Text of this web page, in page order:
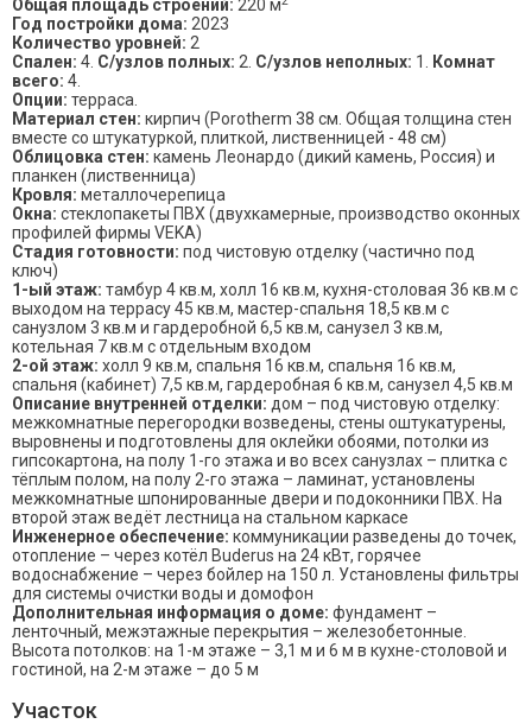
Общая площадь строений: 220 м
Год постройки дома: 2023
Количество уровней: 2
Спален: 4. С/узлов полных: 2. С/узлов неполных: 1.
Комнат
всего: 4.
Опции: терраса.
Материал стен: кирпич (Porotherm 38 см. Общая толщина стен
вместе со штукатуркой, плиткой, лиственницей - 48 см)
Облицовка стен: камень Леонардо (дикий камень, Россия) и
планкен (лиственница)
Кровля: металлочерепица
Окна: стеклопакеты ПВХ (двухкамерные, производство оконных
профилей фирмы VEKA)
Стадия готовности: под чистовую отделку (частично под
ключ)
1-ый этаж: тамбур 4 кв.м, холл 16 кв.м, кухня-столовая 36 кв.м с
выходом на террасу 45 кв.м, мастер-спальня 18,5 кв.м с
санузлом 3 кв.м и гардеробной 6,5 кв.м, санузел 3 кв.м,
котельная 7 кв.м с отдельным входом
2-ой этаж: холл 9 кв.м, спальня 16 кв.м, спальня 16 кв.м,
спальня (кабинет) 7,5 кв.м, гардеробная 6 кв.м, санузел 4,5 кв.м
Описание внутренней отделки: дом – под чистовую отделку:
межкомнатные перегородки возведены, стены оштукатурены,
выровнены и подготовлены для оклейки обоями, потолки из
гипсокартона, на полу 1-го этажа и во всех санузлах – плитка с
тёплым полом, на полу 2-го этажа – ламинат, установлены
межкомнатные шпонированные двери и подоконники ПВХ. На
второй этаж ведёт лестница на стальном каркасе
Инженерное обеспечение: коммуникации разведены до точек,
отопление – через котёл Buderus на 24 кВт, горячее
водоснабжение – через бойлер на 150 л. Установлены фильтры
для системы очистки воды и домофон
Дополнительная информация о доме: фундамент –
ленточный, межэтажные перекрытия – железобетонные.
Высота потолков: на 1-м этаже – 3,1 м и 6 м в кухне-столовой и
гостиной, на 2-м этаже – до 5 м
Участок